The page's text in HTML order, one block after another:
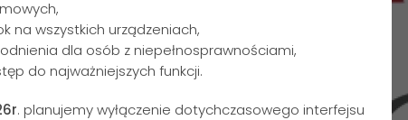
na wszystkich urządzeniach,
dla osób z niepełnosprawnościami,
do najważniejszych funkcji.
. planujemy wyłączenie dotychczasowego interfejsu